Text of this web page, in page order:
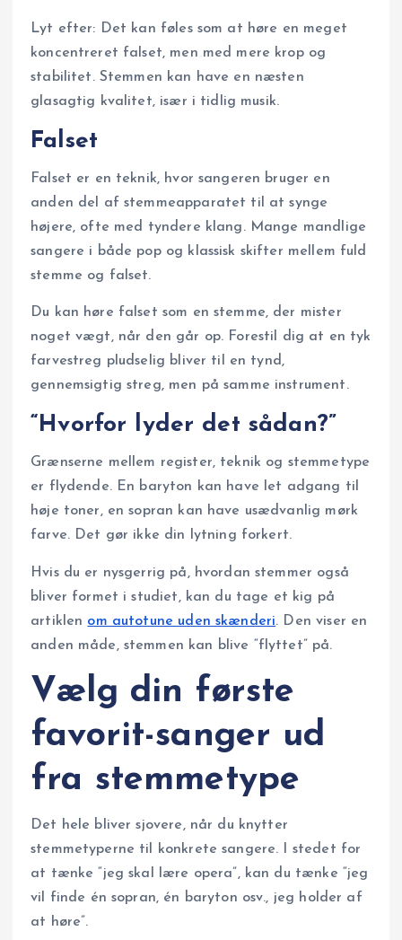
Lyt efter: Det kan føles som at høre en meget
koncentreret falset, men med mere krop og
stabilitet. Stemmen kan have en næsten
glasagtig kvalitet, især i tidlig musik.
Falset
Falset er en teknik, hvor sangeren bruger en
anden del af stemmeapparatet til at synge
højere, ofte med tyndere klang. Mange mandlige
sangere i både pop og klassisk skifter mellem fuld
stemme og falset.
Du kan høre falset som en stemme, der mister
noget vægt, når den går op. Forestil dig at en tyk
farvestreg pludselig bliver til en tynd,
gennemsigtig streg, men på samme instrument.
“Hvorfor lyder det sådan?”
Grænserne mellem register, teknik og stemmetype
er flydende. En baryton kan have let adgang til
høje toner, en sopran kan have usædvanlig mørk
farve. Det gør ikke din lytning forkert.
Hvis du er nysgerrig på, hvordan stemmer også
bliver formet i studiet, kan du tage et kig på
artiklen om autotune uden skænderi. Den viser en
anden måde, stemmen kan blive “flyttet” på.
Vælg din første
favorit-sanger ud
fra stemmetype
Det hele bliver sjovere, når du knytter
stemmetyperne til konkrete sangere. I stedet for
at tænke “jeg skal lære opera”, kan du tænke “jeg
vil finde én sopran, én baryton osv., jeg holder af
at høre”.